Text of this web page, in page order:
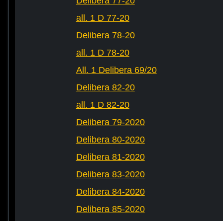
all. 1 D 77-20
Delibera 78-20
all. 1 D 78-20
All. 1 Delibera 69/20
Delibera 82-20
all. 1 D 82-20
Delibera 79-2020
Delibera 80-2020
Delibera 81-2020
Delibera 83-2020
Delibera 84-2020
Delibera 85-2020